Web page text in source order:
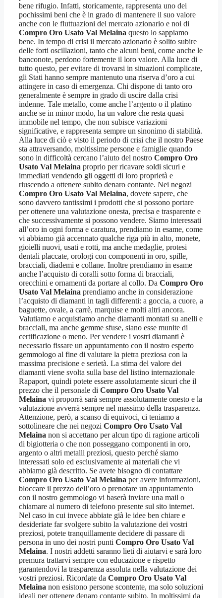
bene rifugio. Infatti, storicamente, rappresenta uno dei
pochissimi beni che è in grado di mantenere il suo valore
anche con le fluttuazioni del mercato azionario e noi di
Compro Oro Usato Val Melaina questo lo sappiamo
bene. In tempo di crisi il mercato azionario è solito subire
delle forti oscillazioni, tanto che alcuni beni, come anche le
banconote, perdono fortemente il loro valore. Alla luce di
tutto questo, per evitare di trovarsi in situazioni complicate,
gli Stati hanno sempre mantenuto una riserva d’oro a cui
attingere in caso di emergenza. Chi dispone di tanto oro
generalmente è sempre in grado di uscire dalla crisi
indenne. Tale metallo, come anche l’argento o il platino
anche se in minor modo, ha un valore che resta quasi
immobile nel tempo, che non subisce variazioni
significative, e rappresenta sempre un sinonimo di stabilità.
Alla luce di ciò e visto il periodo di crisi che il nostro Paese
sta attraversando, moltissime persone e famiglie quando
sono in difficoltà cercano l’aiuto del nostro Compro Oro
Usato Val Melaina proprio per ricavare soldi sicuri e
immediati vendendo gli oggetti di loro proprietà e
riuscendo a ottenere subito denaro contante. Nei negozi
Compro Oro Usato Val Melaina, dovete sapere, che
sono davvero tantissimi i prodotti che si possono portare
per ottenere una valutazione onesta, precisa e trasparente e
che successivamente si possono vendere. Siamo interessati
all’oro in ogni forma e caratura, prendiamo in esame, come
vi abbiamo già accennato qualche riga più in alto, monete,
gioielli nuovi, usati e rotti, ma anche medaglie, protesi
dentali placcate, orologi con componenti in oro, spille,
bracciali, diademi e collane. Inoltre prendiamo in esame
anche l’acquisto di coralli sotto forma di bracciali,
orecchini e ornamenti da portare al collo. Da Compro Oro
Usato Val Melaina prendiamo anche in considerazione
l’acquisto di diamanti in tagli differenti: a goccia, a cuore, a
baguette, ovale, a carrè, marquise e molti altri ancora.
Valutiamo e acquistiamo anche diamanti montati su anelli e
bracciali, ma anche gemme sfuse, siano esse munite di
certificazione o meno. Per vendere i vostri diamanti è
necessario fissare un appuntamento con il nostro esperto
gemmologo al fine di valutare la pietra preziosa con la
massima precisione e serietà. La stima del valore dei
diamanti viene svolta sulla base del listino internazionale
Rapaport, quindi potete essere assolutamente sicuri che il
prezzo che il personale di Compro Oro Usato Val
Melaina vi proporrà sarà sempre assolutamente onesto e la
valutazione avverrà sempre nel massimo della trasparenza.
Attenzione, però, a scanso di equivoci, ci teniamo a
sottolineare che nei negozi Compro Oro Usato Val
Melaina non si accettano per alcun tipo di ragione articoli
di bigiotteria o che non posseggano componenti in oro,
argento o altri metalli preziosi, questo perché siamo
interessati solo ed esclusivamente ai materiali che vi
abbiamo già descritto. Se avete bisogno di contattare
Compro Oro Usato Val Melaina per avere informazioni,
bloccare il prezzo dell’oro o prenotare un appuntamento
con il nostro gemmologo vi baserà inviare una mail o
chiamare al numero di telefono presente sul sito internet.
Nel caso in cui invece abbiate già le idee ben chiare e
desideriate far svolgere subito la valutazione dei vostri
preziosi, potete tranquillamente decidere di passare di
persona in uno dei nostri punti Compro Oro Usato Val
Melaina. I nostri addetti saranno lieti di aiutarvi e sarà loro
premura trattarvi sempre con educazione e rispetto
garantendovi la trasparenza assoluta nella valutazione dei
vostri preziosi. Ricordate da Compro Oro Usato Val
Melaina non esistono persone scontente, ma solo soluzioni
ideali per ottenere denaro contante subito. In moltissimi da